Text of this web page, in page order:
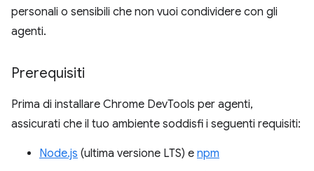
personali o sensibili che non vuoi condividere con gli
agenti.
Prerequisiti
Prima di installare Chrome DevTools per agenti,
assicurati che il tuo ambiente soddisfi i seguenti requisiti:
Node.js (ultima versione LTS) e npm